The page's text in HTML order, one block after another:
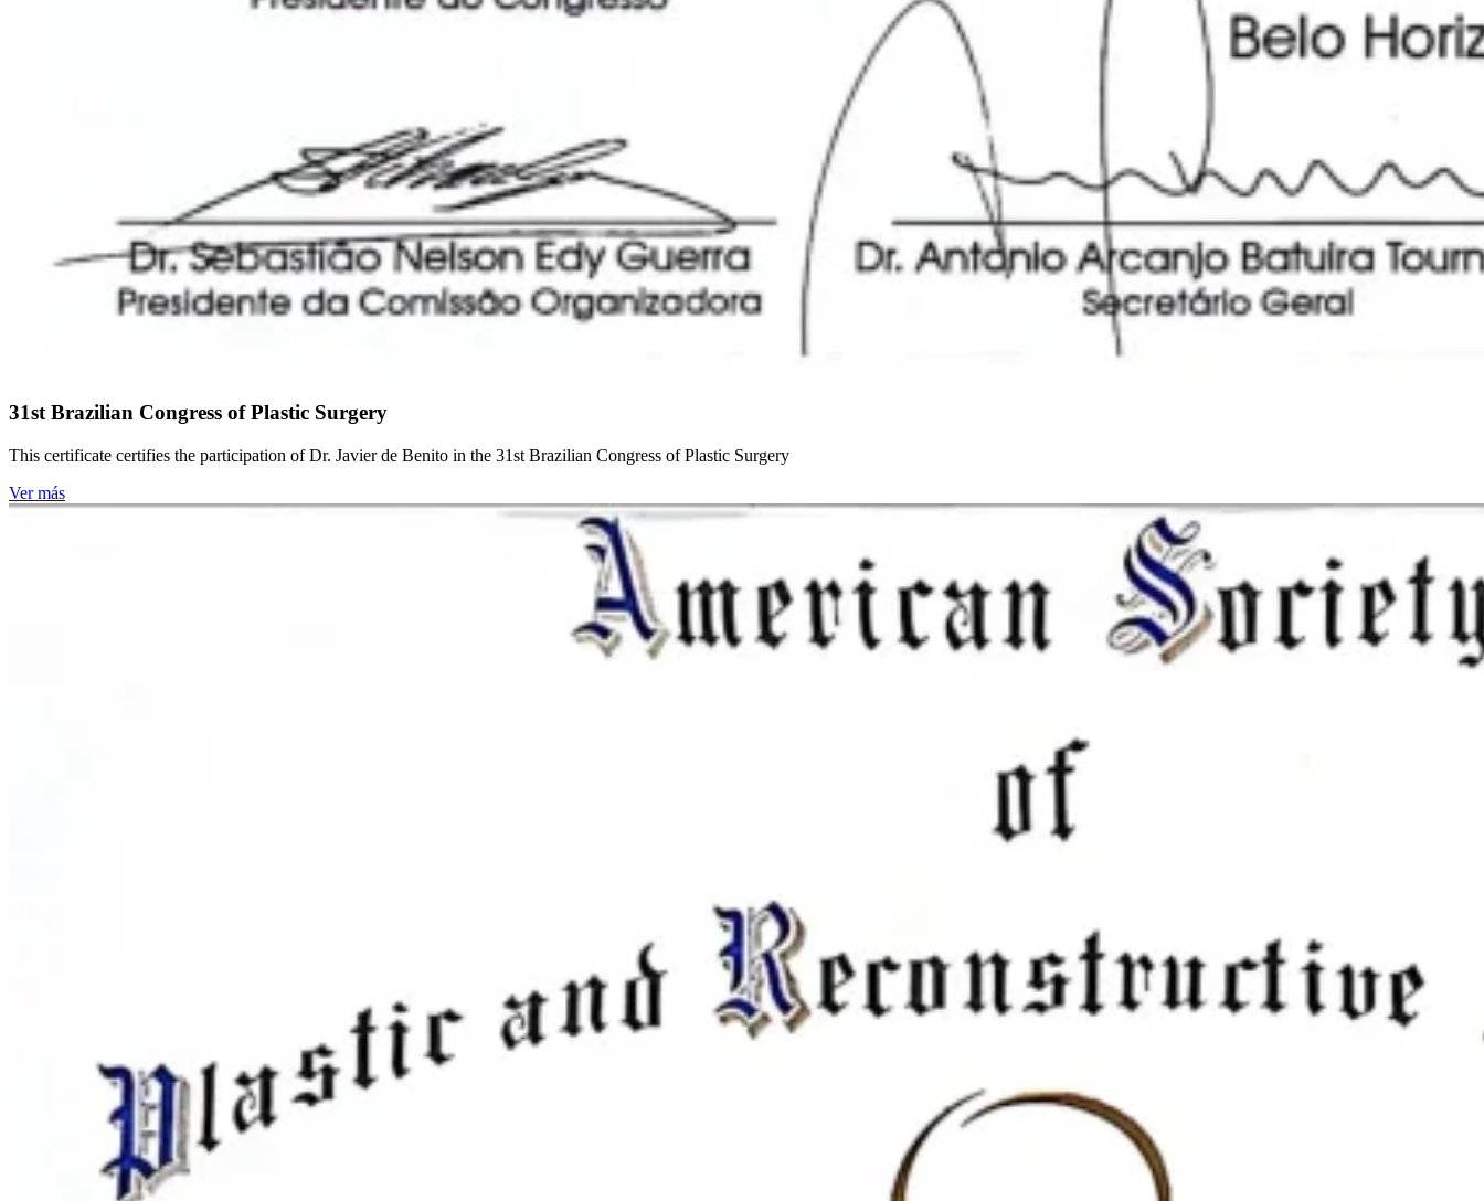
31st Brazilian Congress of Plastic Surgery
This certificate certifies the participation of Dr. Javier de Benito in the 31st Brazilian Congress of Plastic Surgery
Ver más